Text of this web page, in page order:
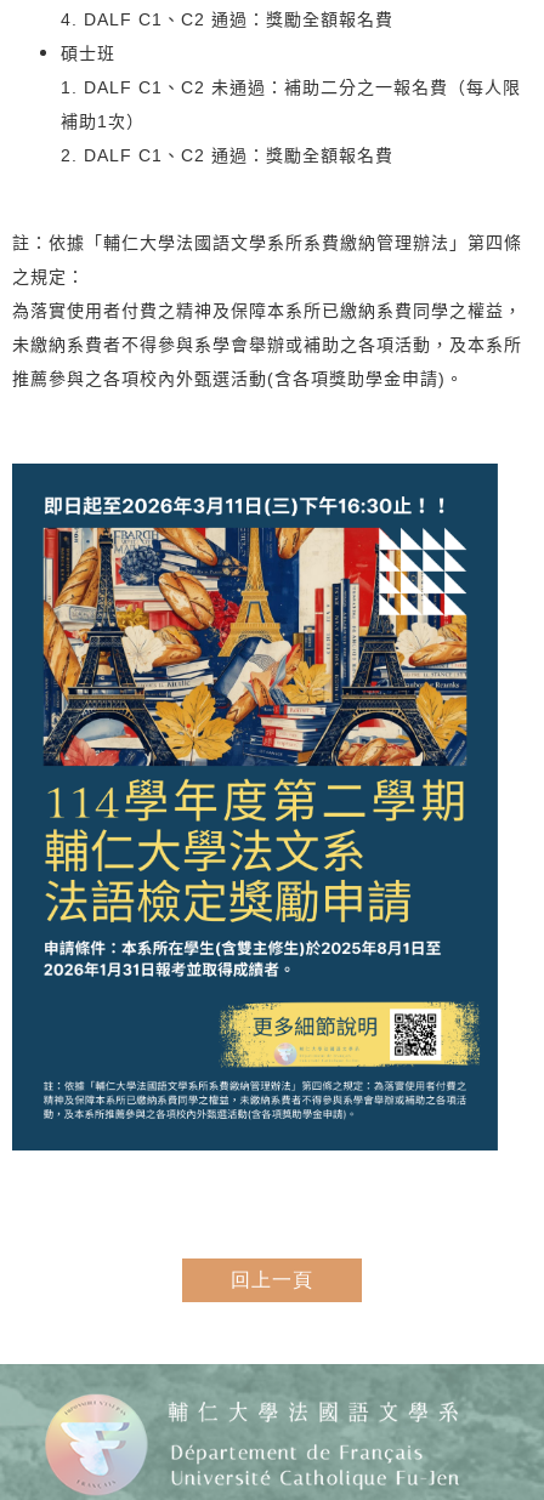
4. DALF C1、C2 通過：獎勵全額報名費
碩士班
1. DALF C1、C2 未通過：補助二分之一報名費（每人限
補助1次）
2. DALF C1、C2 通過：獎勵全額報名費
註：依據「輔仁大學法國語文學系所系費繳納管理辦法」第四條
之規定：
為落實使用者付費之精神及保障本系所已繳納系費同學之權益，
未繳納系費者不得參與系學會舉辦或補助之各項活動，及本系所
推薦參與之各項校內外甄選活動(含各項獎助學金申請)。
回上一頁